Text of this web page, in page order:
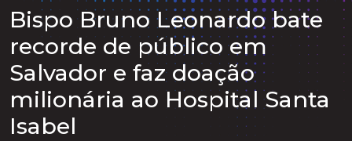
Bispo Bruno Leonardo bate
recorde de público em
Salvador e faz doação
milionária ao Hospital Santa
Isabel